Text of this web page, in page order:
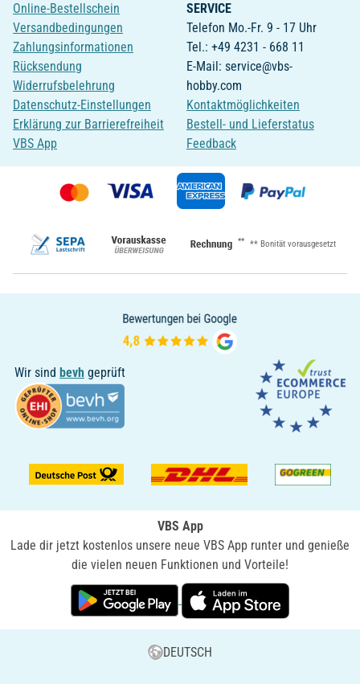
Online-Bestellschein
Versandbedingungen
Zahlungsinformationen
Rücksendung
Widerrufsbelehrung
Datenschutz-Einstellungen
Erklärung zur Barrierefreiheit
VBS App
SERVICE
Telefon Mo.-Fr. 9 - 17 Uhr
Tel.: +49 4231 - 668 11
E-Mail: service@vbs-
hobby.com
Kontaktmöglichkeiten
Bestell- und Lieferstatus
Feedback
** ** Bonität vorausgesetzt
Wir sind bevh geprüft
VBS App
Lade dir jetzt kostenlos unsere neue VBS App runter und genieße
die vielen neuen Funktionen und Vorteile!
DEUTSCH